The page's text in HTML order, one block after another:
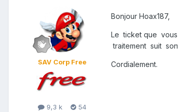
SAV Corp Free
9,3 k
54
Bonjour Hoax187,
Le ticket que
traitement suit
Cordialement.